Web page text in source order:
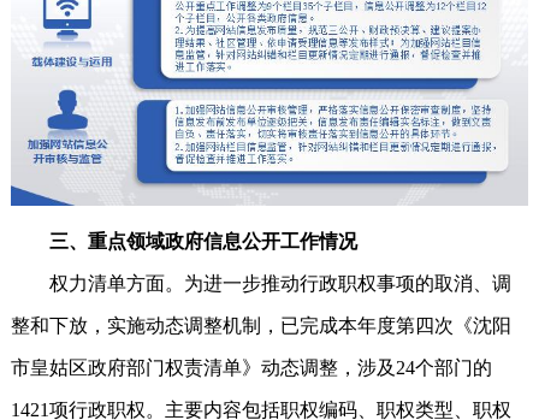
三、重点领域政府信息公开工作情况
权力清单方面。为进一步推动行政职权事项的取消、调
整和下放，实施动态调整机制，已完成本年度第四次《沈阳
市皇姑区政府部门权责清单》动态调整，涉及24个部门的
1421项行政职权。主要内容包括职权编码、职权类型、职权